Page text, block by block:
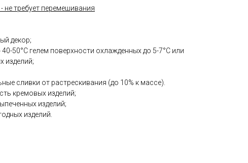
не требует перемешивания
декор;
50°С гелем поверхности охлажденных до 5-7°С или
изделий;
сливки от растрескивания (до 10% к массе).
кремовых изделий;
изделий;
изделий.